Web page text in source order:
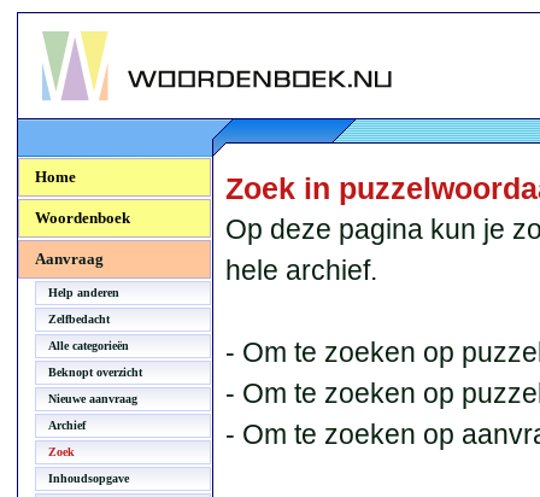
Woordenboek.NU
Home
Woordenboek
Aanvraag
Help anderen
Zelfbedacht
Alle categorieën
Beknopt overzicht
Nieuwe aanvraag
Archief
Zoek
Inhoudsopgave
Zoek in
Op deze pagina kun je
hele archief.
- Om te zoeken op
- Om te zoeken op
- Om te zoeken op